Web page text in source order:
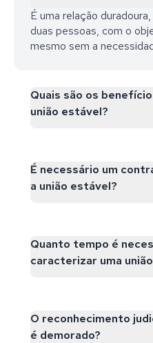
É uma relação
duas pessoas, com o
mesmo sem a
Quais são os
união estável?
É necessário um
a união estável?
Quanto tempo é
caracterizar uma
O reconhecimento
é demorado?